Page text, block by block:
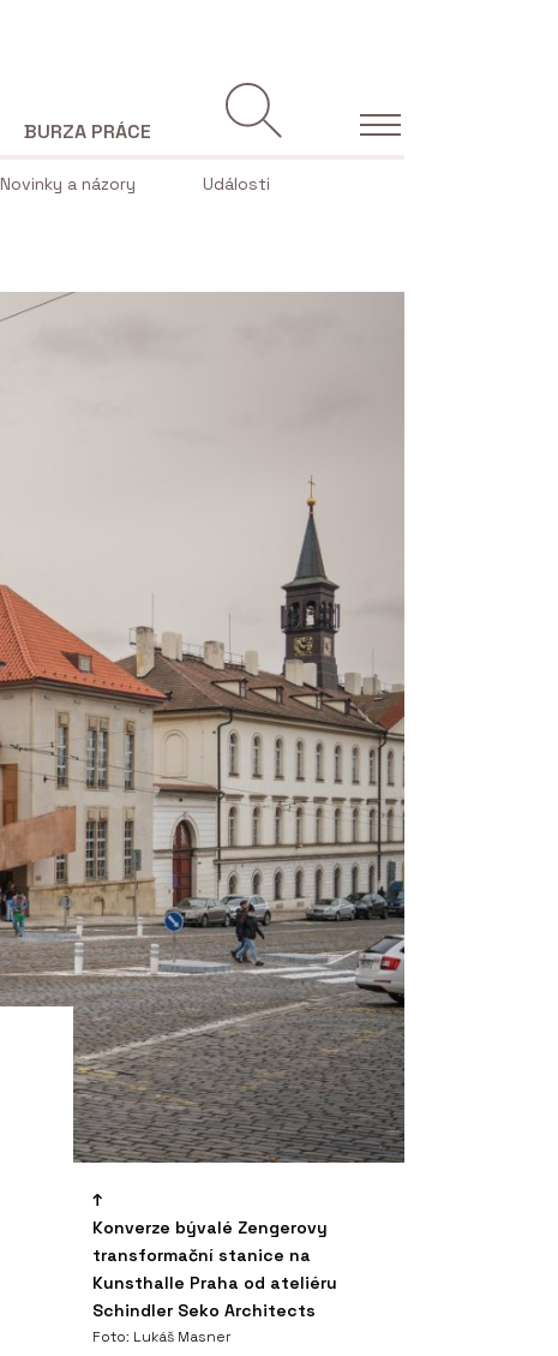
Novinky a názory Události
BURZA PRÁCE
Konverze bývalé Zengerovy
transformační stanice na
Kunsthalle Praha od ateliéru
Schindler Seko Architects
Foto: Lukáš Masner